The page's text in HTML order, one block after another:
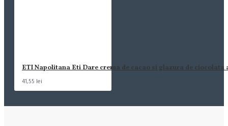
ETI Napolitana Eti Dare crema de cacao si glazura de ciocolata
41,55 lei